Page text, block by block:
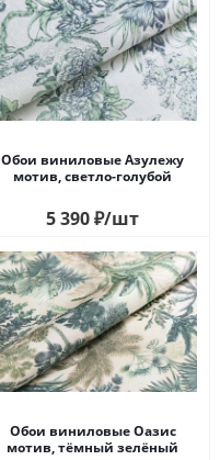
Обои виниловые Азулежу
мотив, светло-голубой
5 390₽/шт
Обои виниловые Оазис
мотив, тёмный зелёный